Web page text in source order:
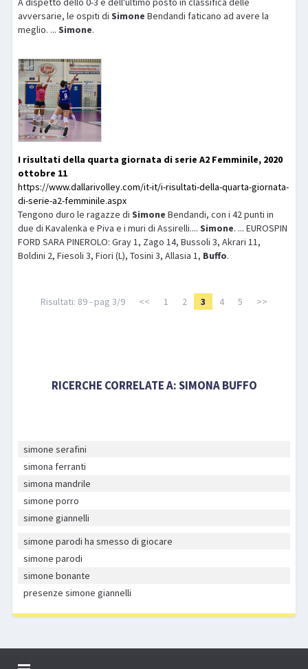
avversarie, le ospiti diSimone Bendandi faticano ad avere la
meglio. ...Simone.
I risultati della quarta giornata di serie A2 Femminile, 2020
ottobre 11
https://www.dallarivolley.com/it-it/i-risultati-della-quarta-giornata-
di-serie-a2-femminile.aspx
Tengono duro le ragazze diSimone Bendandi, con i 42 punti in
due di Kavalenka e Piva e i muri di Assirelli....Simone. ... EUROSPIN
FORD SARA PINEROLO: Gray 1, Zago 14, Bussoli 3, Akrari 11,
Boldini 2, Fiesoli 3, Fiori (L), Tosini 3, Allasia 1, Buffo.
Risultati: 89 - pag 3/9 << 1 2 3 4 5 >>
RICERCHE CORRELATE A:SIMONA BUFFO
simone serafini
simona ferranti
simona mandrile
simone porro
simone giannelli
simone parodi ha smesso di giocare
simone parodi
simone bonante
presenze simone giannelli